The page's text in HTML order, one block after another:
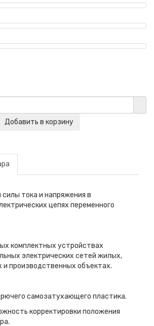
тока и напряжения в
цепях переменного
комплектных устройствах
электрических сетей жилых,
производственных объектах.
самозатухающего пластика.
корректировки положения